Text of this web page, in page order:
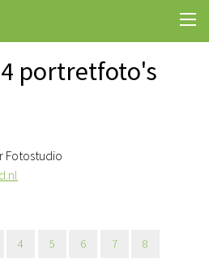
portretfoto's
Fotostudio
4 5 6 7
8